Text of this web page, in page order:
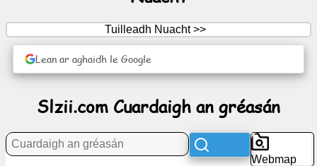
oibre
Nuacht
Tuilleadh Nuacht >>
Lean ar aghaidh le Google
Slzii.com Cuardaigh an gréasán
Webmap